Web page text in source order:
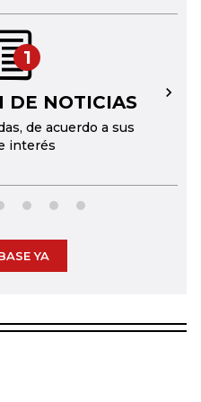
1
DE NOTICIAS
de acuerdo a sus
interés
→
YA